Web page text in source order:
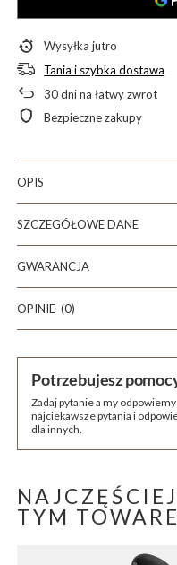
Wysyłkajutro
Tania i szybka dostawa
30dni na łatwy zwrot
Bezpieczne zakupy
OPIS
SZCZEGÓŁOWE DANE
GWARANCJA
OPINIE (0)
Potrzebujesz
Zadaj pytanie a my
najciekawsze pytania i
dla innych.
TYM